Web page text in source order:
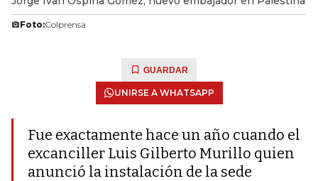
Foto:Colprensa
GUARDAR
UNIRSE A WHATSAPP
Fue exactamente hace un año cuando el
excanciller Luis Gilberto Murillo quien
anunció la instalación de la sede